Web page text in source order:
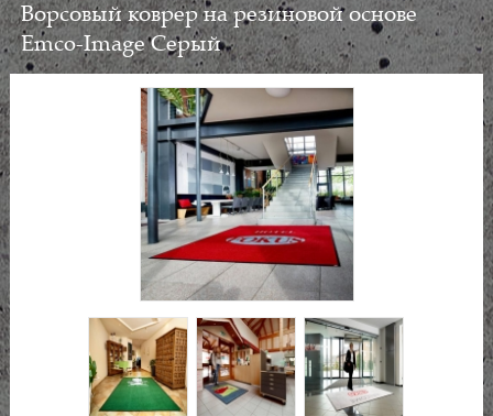
Ворсовый коврер на резиновой основе
Emco-Image Серый